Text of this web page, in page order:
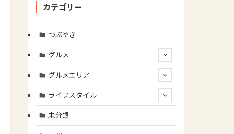
カテゴリー
つぶやき
グルメ
グルメエリア
ライフスタイル
未分類